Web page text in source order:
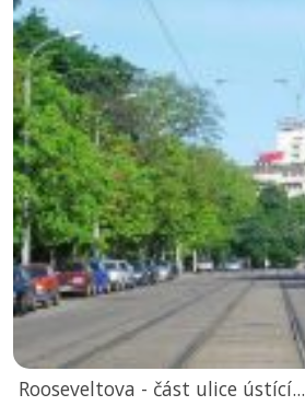
Rooseveltova - část ulice ústící...